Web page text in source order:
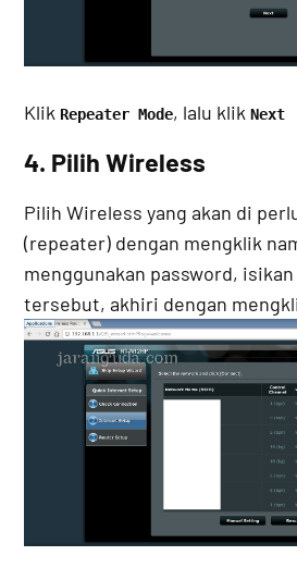
Klik Repeater Mode, lalu klikNext
4. Pilih Wireless
Pilih Wireless yang akan di
(repeater) dengan mengklik
menggunakan password,
tersebut, akhiri dengan